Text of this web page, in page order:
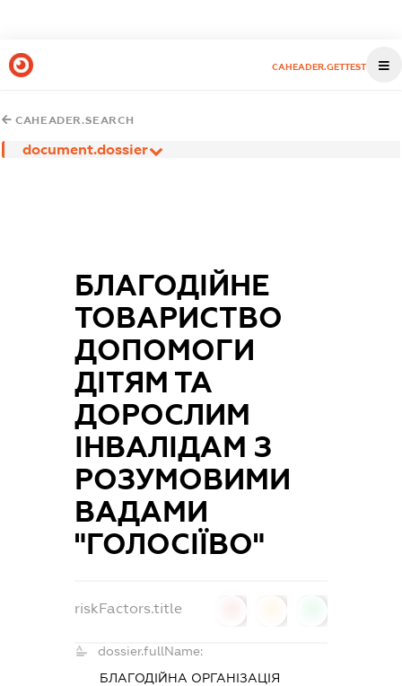
CAHEADER.GETTEST
CAHEADER.SEARCH
document.dossier
БЛАГОДІЙНЕ
ТОВАРИСТВО
ДОПОМОГИ
ДІТЯМ ТА
ДОРОСЛИМ
ІНВАЛІДАМ З
РОЗУМОВИМИ
ВАДАМИ
"ГОЛОСІЇВО"
riskFactors.title
dossier.fullName:
БЛАГОДІЙНА ОРГАНІЗАЦІЯ